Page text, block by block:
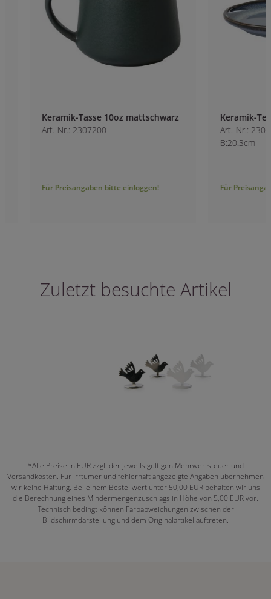
Keramik-Tasse 10oz mattschwarz
Art.-Nr.: 2307200
Für Preisangaben bitte einloggen!
Keramik-Teller
Art.-Nr.: 2304500
B:20.3cm
Für Preisangaben
Zuletzt besuchte Artikel
*Alle Preise in EUR zzgl. der jeweils gültigen Mehrwertsteuer und
Versandkosten. Für Irrtümer und fehlerhaft angezeigte Angaben übernehmen
wir keine Haftung. Bei einem Bestellwert unter 50,00 EUR behalten wir uns
die Berechnung eines Mindermengenzuschlags in Höhe von 5,00 EUR vor.
Technisch bedingt können Farbabweichungen zwischen der
Bildschirmdarstellung und dem Originalartikel auftreten.